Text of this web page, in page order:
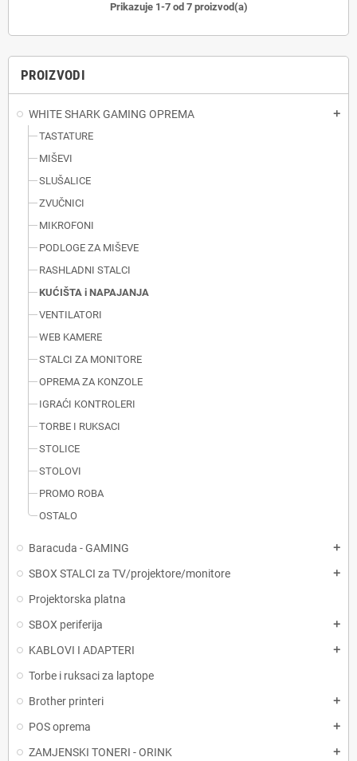
PROIZVODI
WHITE SHARK GAMING OPREMA add
TASTATURE
MIŠEVI
SLUŠALICE
ZVUČNICI
MIKROFONI
PODLOGE ZA MIŠEVE
RASHLADNI STALCI
KUĆIŠTA i NAPAJANJA
VENTILATORI
WEB KAMERE
STALCI ZA MONITORE
OPREMA ZA KONZOLE
IGRAĆI KONTROLERI
TORBE I RUKSACI
STOLICE
STOLOVI
PROMO ROBA
OSTALO
Baracuda - GAMING add
SBOX STALCI za TV/projektore/monitore add
Projektorska platna
SBOX periferija
add
KABLOVI I ADAPTERI add
Torbe i ruksaci za laptope
Brother printeri
add
POS oprema add
ZAMJENSKI TONERI - ORINK add
Prikazuje 1-7 od 7 proizvod(a)